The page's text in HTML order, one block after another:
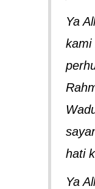
Ya
kami
hati
Ya